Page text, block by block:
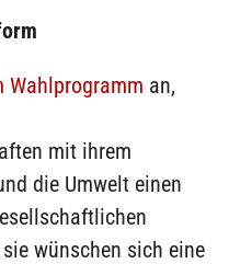
Wahlprogramm an,
mit ihrem
die Umwelt einen
wünschen sich eine